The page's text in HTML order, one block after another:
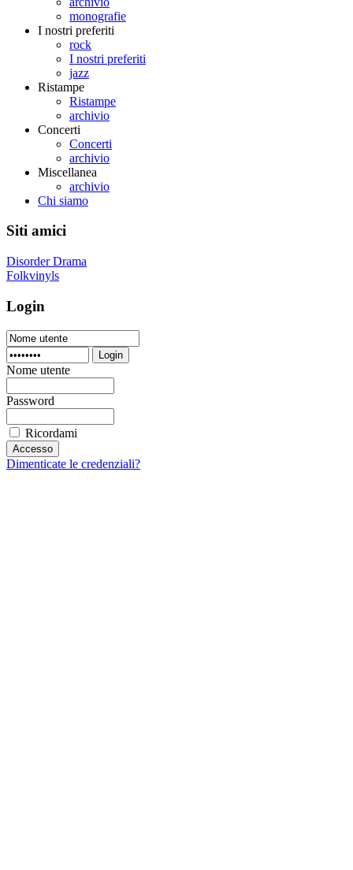
monografie
I nostri preferiti
rock
I nostri preferiti
jazz
Ristampe
Ristampe
archivio
Concerti
Concerti
archivio
Miscellanea
archivio
Chi siamo
Siti amici
Disorder Drama
Folkvinyls
Login
Login
Nome utente
Password
Ricordami
Dimenticate le credenziali?